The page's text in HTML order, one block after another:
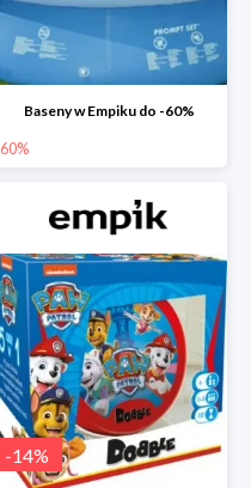
Baseny w Empiku do -60%
60%
-14%